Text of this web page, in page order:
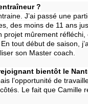
?
J’ai passé une
des moins de 11 ans
projet mûrement
tout début de saison,
son Master coach.
bientôt le
l’opportunité de
Le fait que Camille